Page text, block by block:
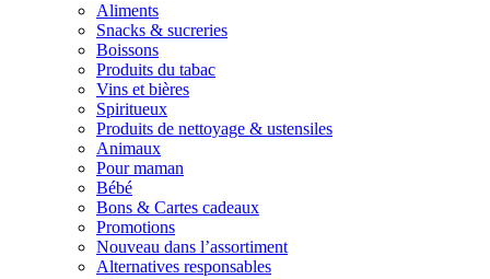
Aliments
Snacks & sucreries
Boissons
Produits du tabac
Vins et bières
Spiritueux
Produits de nettoyage & ustensiles
Animaux
Pour maman
Bébé
Bons & Cartes cadeaux
Promotions
Nouveau dans l’assortiment
Alternatives responsables